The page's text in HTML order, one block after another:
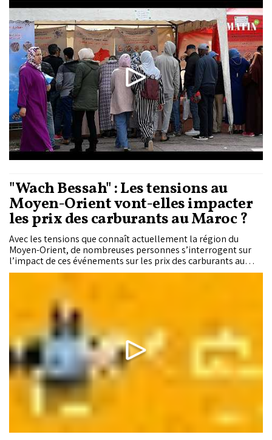
fonctionnement ainsi que les mécanismes mis en place pour
garantir la qualité des produits...
"Wach Bessah" : Les tensions au
Moyen-Orient vont-elles impacter
les prix des carburants au Maroc ?
Avec les tensions que connaît actuellement la région du
Moyen-Orient, de nombreuses personnes s’interrogent sur
l’impact de ces événements sur les prix des carburants au
Maroc. Dans cet épisode de « Wach Bessah », nous allons